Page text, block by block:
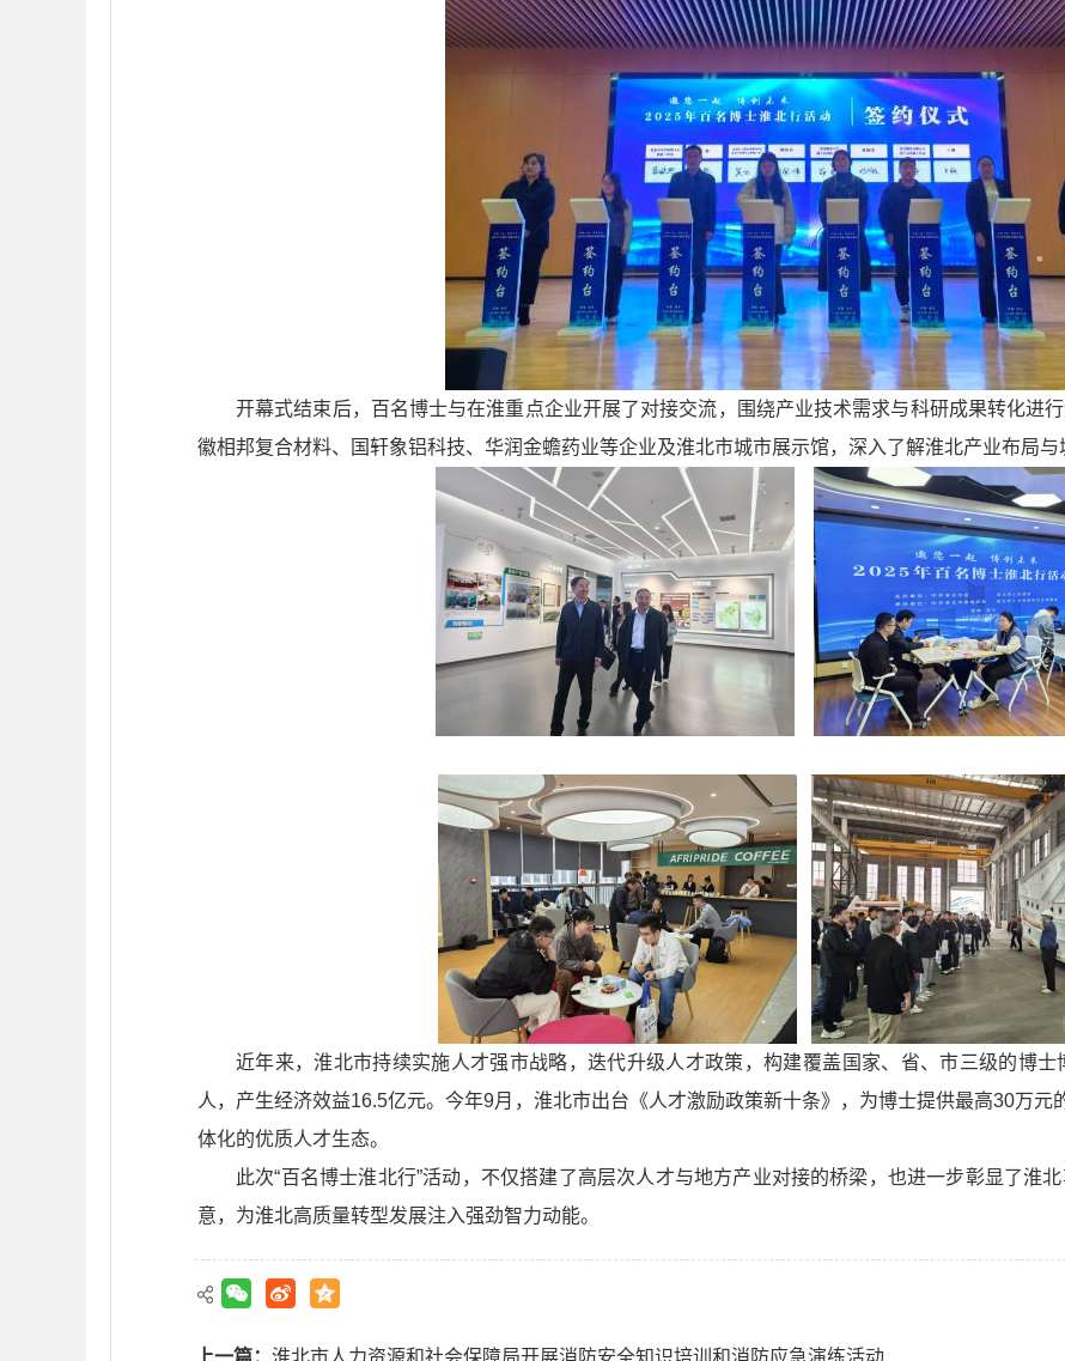
开幕式结束后，百名博士与在淮重点企业开展了对接交流，围绕产业技术需求与科研成果转化进
徽相邦复合材料、国轩象铝科技、华润金蟾药业等企业及淮北市城市展示馆，深入了解淮北产业布局与
近年来，淮北市持续实施人才强市战略，迭代升级人才政策，构建覆盖国家、省、市三级的博
人，产生经济效益16.5亿元。今年9月，淮北市出台《人才激励政策新十条》，为博士提供最高30万元
体化的优质人才生态。
此次“百名博士淮北行”活动，不仅搭建了高层次人才与地方产业对接的桥梁，也进一步彰显了淮
意，为淮北高质量转型发展注入强劲智力动能。
上一篇： 淮北市人力资源和社会保障局开展消防安全知识培训和消防应急演练活动